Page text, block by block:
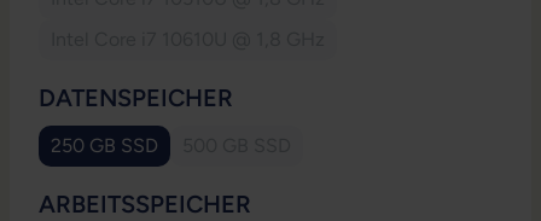
DATENSPEICHER
250 GB SSD
ARBEITSSPEICHER